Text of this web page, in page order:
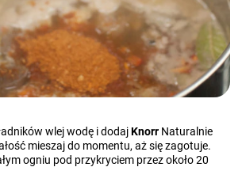
wlej wodę i dodajKnorr Naturalnie
mieszaj do momentu, aż się zagotuje.
ogniu pod przykryciem przez około 20